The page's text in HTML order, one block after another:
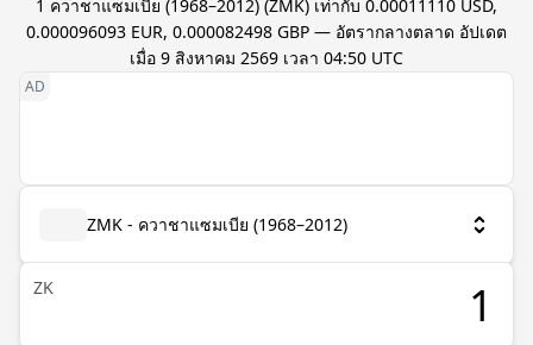
1 ควาชาแซมเบีย (1968–2012) (ZMK) เท่ากับ 0.00011110 USD,
0.000096093 EUR, 0.000082498 GBP — อัตรากลางตลาด อัปเดต
เมื่อ 9 สิงหาคม 2569 เวลา 04:50 UTC
ZMK - ควาชาแซมเบีย (1968–2012)
ZK